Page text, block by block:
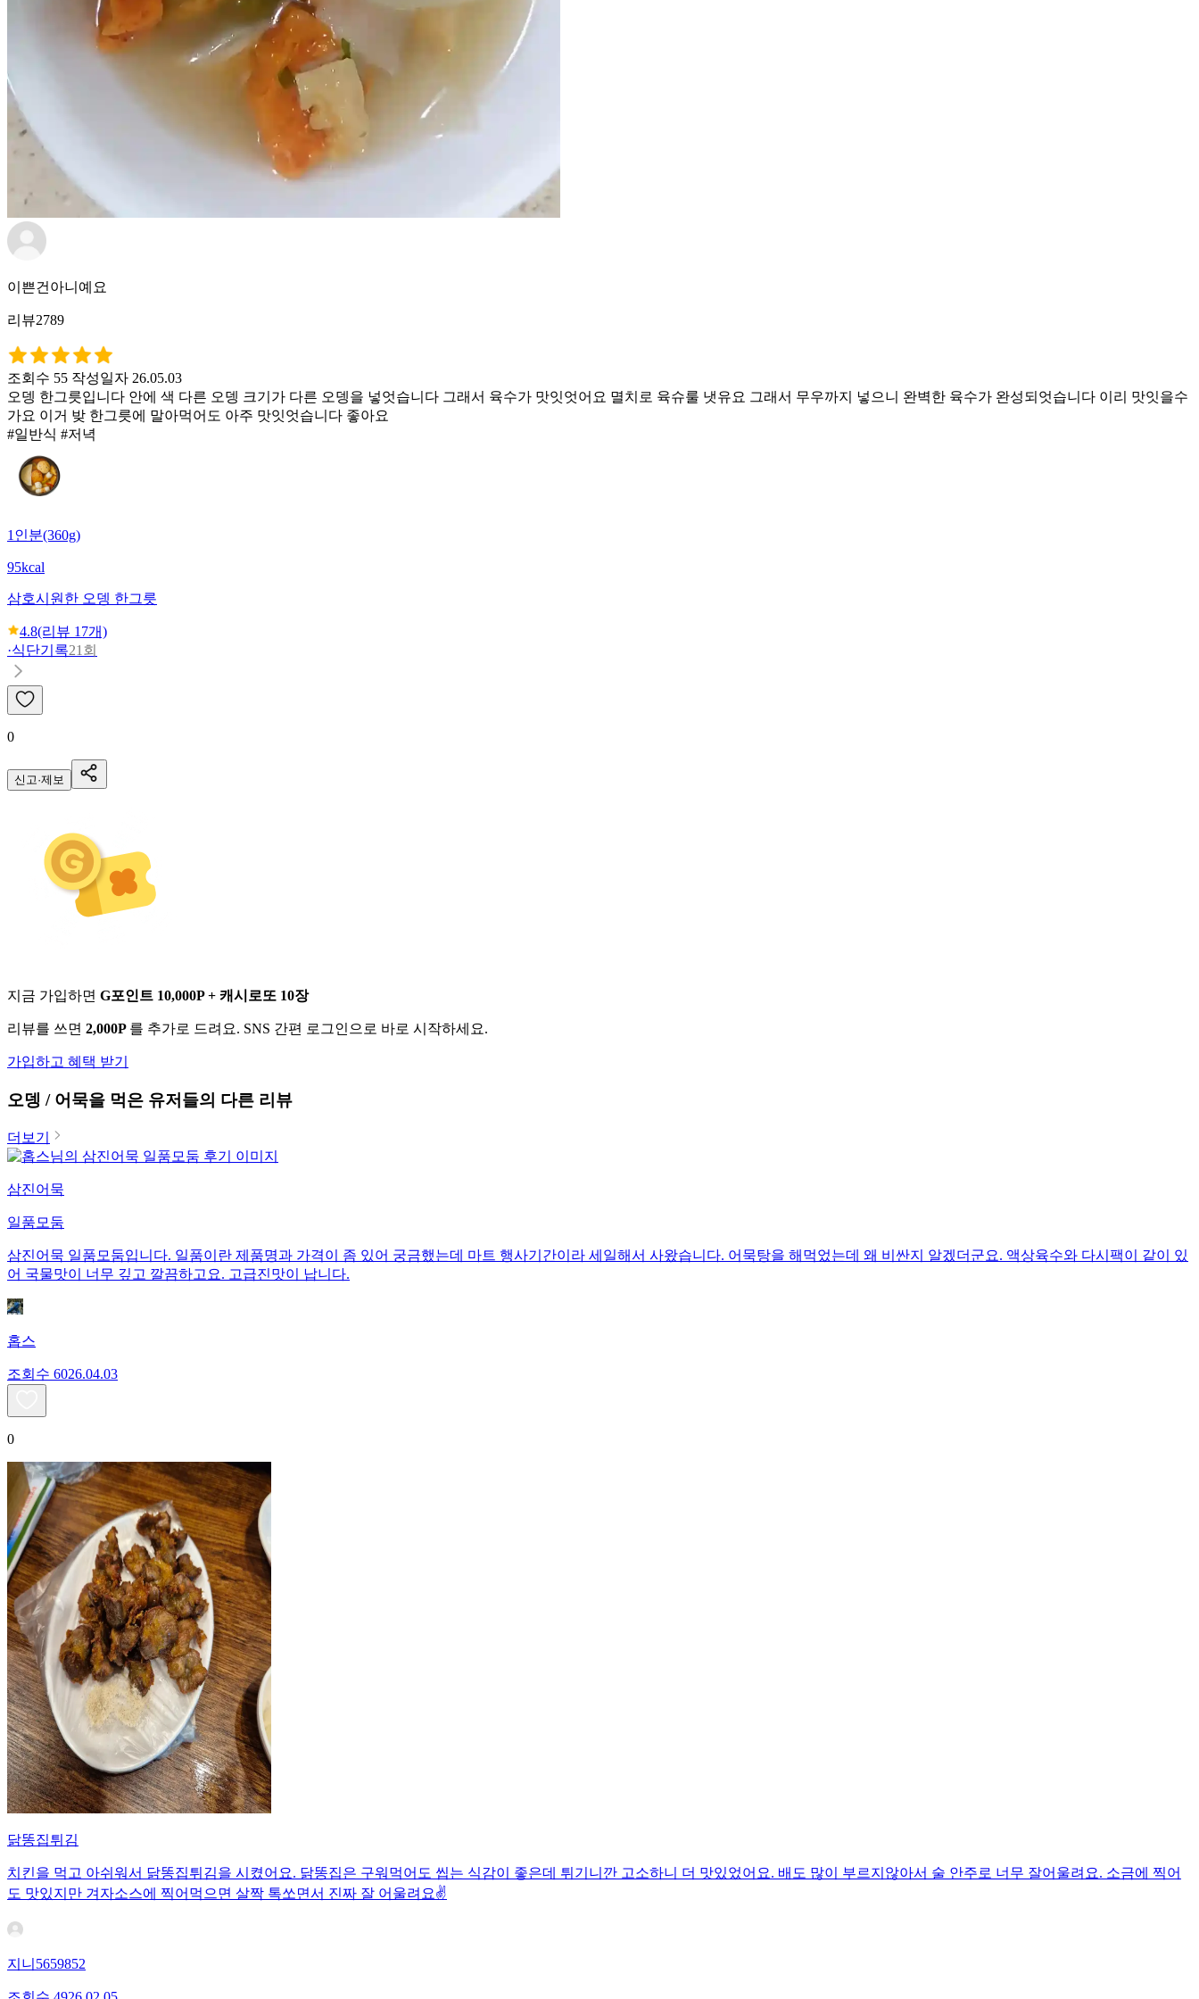
이쁜건아니예요
리뷰2789
조회수 55 작성일자 26.05.03
오뎅 한그릇입니다 안에 색 다른 오뎅 크기가 다른 오뎅을 넣엇습니다 그래서 육수가 맛잇엇어요 멸치로 육슈룰 냇유요 그래서 무우까지 넣으니 완벽한 육수가 완성되엇습니다 이리 맛잇을수
가요 이거 밪 한그릇에 말아먹어도 아주 맛잇엇습니다 좋아요
#일반식 #저녁
1인분(360g)
95kcal
삼호시원한 오뎅 한그릇
4.8(리뷰 17개)
·식단기록21회
0
신고·제보
지금 가입하면 G포인트 10,000P + 캐시로또 10장
리뷰를 쓰면 2,000P 를 추가로 드려요. SNS 간편 로그인으로 바로 시작하세요.
가입하고 혜택 받기
오뎅 / 어묵을 먹은 유저들의 다른 리뷰
더보기
삼진어묵
일품모둠
삼진어묵 일품모둠입니다. 일품이란 제품명과 가격이 좀 있어 궁금했는데 마트 행사기간이라 세일해서 사왔습니다. 어묵탕을 해먹었는데 왜 비싼지 알겠더군요. 액상육수와 다시팩이 같이 있
어 국물맛이 너무 깊고 깔끔하고요. 고급진맛이 납니다.
홉스
조회수 6026.04.03
0
닭똥집튀김
치킨을 먹고 아쉬워서 닭똥집튀김을 시켰어요. 닭똥집은 구워먹어도 씹는 식감이 좋은데 튀기니깐 고소하니 더 맛있었어요. 배도 많이 부르지않아서 술 안주로 너무 잘어울려요. 소금에 찍어
도 맛있지만 겨자소스에 찍어먹으면 살짝 톡쏘면서 진짜 잘 어울려요✌️
지니5659852